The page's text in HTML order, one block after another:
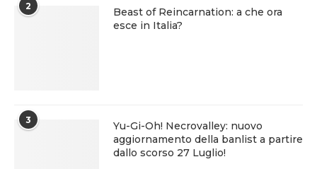
2
Beast of Reincarnation: a che ora
esce in Italia?
3
Yu-Gi-Oh! Necrovalley: nuovo
aggiornamento della banlist a partire
dallo scorso 27 Luglio!